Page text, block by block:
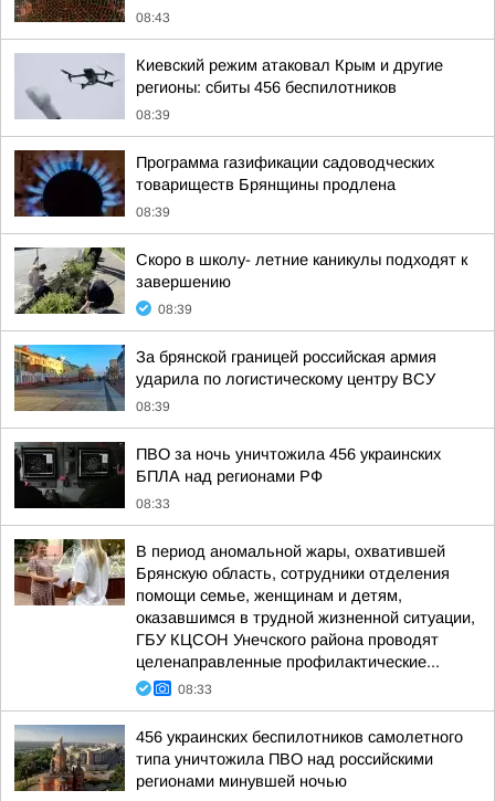
08:43
Киевский режим атаковал Крым и другие
регионы: сбиты 456 беспилотников
08:39
Программа газификации садоводческих
товариществ Брянщины продлена
08:39
Скоро в школу- летние каникулы подходят к
завершению
08:39
За брянской границей российская армия
ударила по логистическому центру ВСУ
08:39
ПВО за ночь уничтожила 456 украинских
БПЛА над регионами РФ
08:33
В период аномальной жары, охватившей
Брянскую область, сотрудники отделения
помощи семье, женщинам и детям,
оказавшимся в трудной жизненной ситуации,
ГБУ КЦСОН Унечского района проводят
целенаправленные профилактические...
08:33
456 украинских беспилотников самолетного
типа уничтожила ПВО над российскими
регионами минувшей ночью